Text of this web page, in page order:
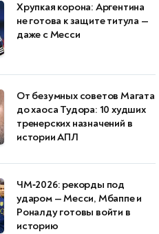
Хрупкая корона: Аргентина
не готова к защите титула —
даже с Месси
От безумных советов Магата
до хаоса Тудора: 10 худших
тренерских назначений в
истории АПЛ
ЧМ‑2026: рекорды под
ударом — Месси, Мбаппе и
Роналду готовы войти в
историю